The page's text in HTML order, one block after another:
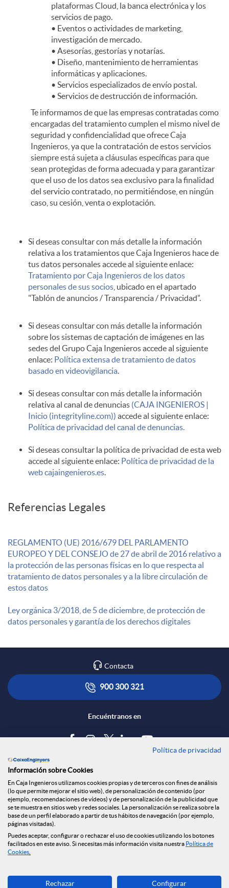
plataformas Cloud, la banca electrónica y los
servicios de pago.
• Eventos o actividades de marketing,
investigación de mercado.
• Asesorías, gestorías y notarías.
• Diseño, mantenimiento de herramientas
informáticas y aplicaciones.
• Servicios especializados de envío postal.
• Servicios de destrucción de información.
Te informamos de que las empresas contratadas como
encargadas del tratamiento cumplen el mismo nivel de
seguridad y confidencialidad que ofrece Caja
Ingenieros, ya que la contratación de estos servicios
siempre está sujeta a cláusulas específicas para que
sean protegidas de forma adecuada y para garantizar
que el uso de los datos sea exclusivo para la finalidad
del servicio contratado, no permitiéndose, en ningún
caso, su cesión, venta o explotación.
Si deseas consultar con más detalle la información
relativa a los tratamientos que Caja Ingenieros hace de
tus datos personales accede al siguiente enlace:
Tratamiento por Caja Ingenieros de los datos
personales de sus socios , ubicado en el apartado
"Tablón de anuncios / Transparencia / Privacidad”.
Si deseas consultar con más detalle la información
sobre los sistemas de captación de imágenes en las
sedes del Grupo Caja Ingenieros accede al siguiente
enlace: Política extensa de tratamiento de datos
basado en videovigilancia.
Si deseas consultar con más detalle la información
relativa al canal de denuncias (CAJA INGENIEROS |
Inicio (integrityline.com)) accede al siguiente enlace:
Política de privacidad del canal de denuncias.
Si deseas consultar la política de privacidad de esta web
accede al siguiente enlace: Política de privacidad de la
web cajaingenieros.es.
Referencias Legales
REGLAMENTO (UE) 2016/679 DEL PARLAMENTO
EUROPEO Y DEL CONSEJO de 27 de abril de 2016 relativo a
la protección de las personas físicas en lo que respecta al
tratamiento de datos personales y a la libre circulación de
estos datos
Ley orgánica 3/2018, de 5 de diciembre, de protección de
datos personales y garantía de los derechos digitales
Contacta
900 300 321
Encuéntranos en
Tablón de anuncios
Política de cookies
Aviso legal
Seguridad Online
Privacidad
Canal denuncias
Descarga ahora
Política de privacidad
Información sobre Cookies
En Caja Ingenieros utilizamos cookies propias y de terceros con fines de análisis
(lo que permite mejorar el sitio web), de personalización de contenido (por
ejemplo, recomendaciones de vídeos) y de personalización de la publicidad que
se te muestra en sitios web y redes sociales. La personalización se realiza sobre la
base de un perfil elaborado a partir de tus hábitos de navegación (por ejemplo,
páginas visitadas).
Puedes aceptar, configurar o rechazar el uso de cookies utilizando los botones
facilitados en este aviso. Si necesitas más información visita nuestra Política de
Cookies
Rechazar Configurar